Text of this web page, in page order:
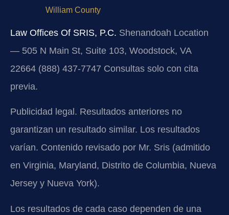
William County
Law Offices Of SRIS, P.C. Shenandoah Location
— 505 N Main St, Suite 103, Woodstock, VA
22664 (888) 437-7747 Consultas solo con cita
previa.
Publicidad legal. Resultados anteriores no
garantizan un resultado similar. Los resultados
varían. Contenido revisado por Mr. Sris (admitido
en Virginia, Maryland, Distrito de Columbia, Nueva
Jersey y Nueva York).
Los resultados de cada caso dependen de una